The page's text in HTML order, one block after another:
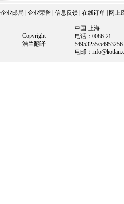
企业邮局 企业荣誉 信息反馈 在线订单 网上
Copyright
浩兰翻译
中国·上海
电话：0086-21-
54953255/54953256
电邮：